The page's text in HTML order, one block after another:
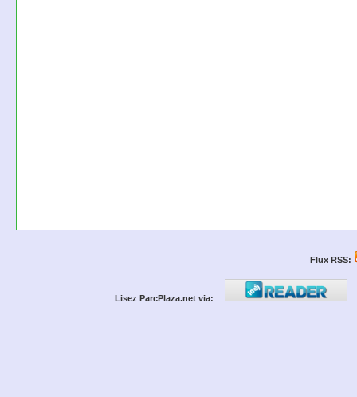
Flux RSS:
Lisez ParcPlaza.net via: